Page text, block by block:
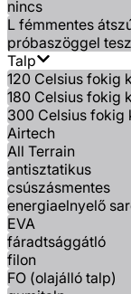
nincs
L fémmentes
próbaszöggel
Talp
120 Celsius fokig
180 Celsius fokig
300 Celsius fokig
Airtech
All Terrain
antisztatikus
csúszásmentes
energiaelnyelő
EVA
fáradtsággátló
filon
FO (olajálló talp)